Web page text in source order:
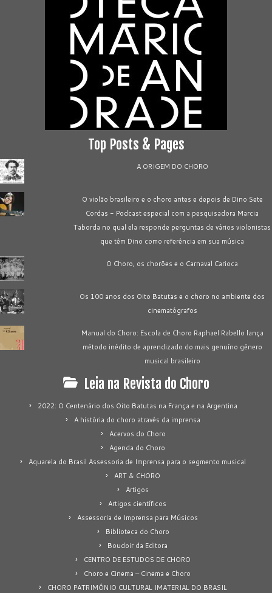
Top Posts & Pages
A ORIGEM DO CHORO
O violão brasileiro e o choro antes e depois de Dino Sete
Cordas - Podcast especial com a pesquisadora Marcia
Taborda no qual ela responde perguntas de vários violonistas
que têm Dino como referência em sua música
O Choro, os chorões e o Carnaval Carioca
Os 100 anos dos Oito Batutas e o choro no ambiente dos
cinematógrafos
Manual do Choro: Escola de Choro Raphael Rabello lança
método inédito de aprendizado do mais genuíno gênero
musical brasileiro
Leia na Revista do Choro
2022: O Centenário dos Oito Batutas na França e na Argentina
A história do choro através da imprensa
Acervos do Choro
Agenda do Choro
Aquarela do Brasil Assessoria de Imprensa para o segmento musical
ART & CHORO
Artigos
Artigos científicos
Assessoria de Imprensa para Músicos
Biblioteca do Choro
Boudoir da Editora
CENTRO DE ESTUDOS DE CHORO
Choro e Cinema – Cinema e Choro
CHORO PATRIMÔNIO CULTURAL IMATERIAL DO BRASIL